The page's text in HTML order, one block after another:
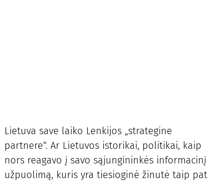
Lietuva save laiko Lenkijos „strategine
partnere“. Ar Lietuvos istorikai, politikai, kaip
nors reagavo į savo sąjungininkės informacinį
užpuolimą, kuris yra tiesioginė žinutė taip pat